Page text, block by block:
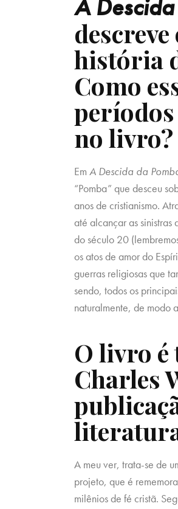
A
história
Como
períodos
no livro?
Em A Descida da
“Pomba” que desceu
anos de cristianismo.
até alcançar as sinistras
do século 20
os atos de amor do
guerras religiosas que
sendo, todos os
naturalmente, de modo
O livro
Charles
A meu ver, trata-se de
projeto, que é
milênios de fé cristã.